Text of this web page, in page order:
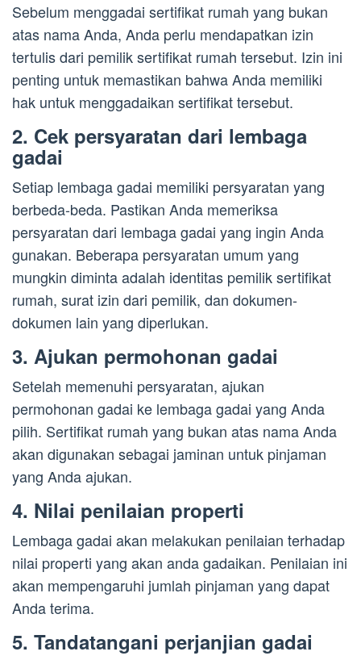
Sebelum menggadai sertifikat rumah yang bukan
atas nama Anda, Anda perlu mendapatkan izin
tertulis dari pemilik sertifikat rumah tersebut. Izin ini
penting untuk memastikan bahwa Anda memiliki
hak untuk menggadaikan sertifikat tersebut.
2. Cek persyaratan dari lembaga
gadai
Setiap lembaga gadai memiliki persyaratan yang
berbeda-beda. Pastikan Anda memeriksa
persyaratan dari lembaga gadai yang ingin Anda
gunakan. Beberapa persyaratan umum yang
mungkin diminta adalah identitas pemilik sertifikat
rumah, surat izin dari pemilik, dan dokumen-
dokumen lain yang diperlukan.
3. Ajukan permohonan gadai
Setelah memenuhi persyaratan, ajukan
permohonan gadai ke lembaga gadai yang Anda
pilih. Sertifikat rumah yang bukan atas nama Anda
akan digunakan sebagai jaminan untuk pinjaman
yang Anda ajukan.
4. Nilai penilaian properti
Lembaga gadai akan melakukan penilaian terhadap
nilai properti yang akan anda gadaikan. Penilaian ini
akan mempengaruhi jumlah pinjaman yang dapat
Anda terima.
5. Tandatangani perjanjian gadai